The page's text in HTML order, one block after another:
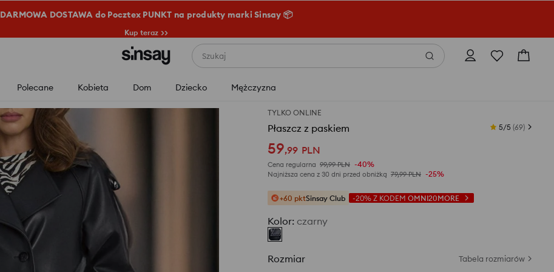
DARMOWA DOSTAWA do Pocztex PUNKT na produkty marki Sinsay 📦
Kup teraz >>
Szukaj
Polecane Kobieta Dom Dziecko Mężczyzna
TYLKO ONLINE
Płaszcz z paskiem 5/5 (69)
59,99 PLN
Cena regularna 99,99 PLN -40%
Najniższa cena z 30 dni przed obniżką 79,99 PLN -25%
+60 pktSinsay Club -20% Z KODEM OMNI20MORE
Kolor: czarny
Rozmiar Tabela rozmiarów